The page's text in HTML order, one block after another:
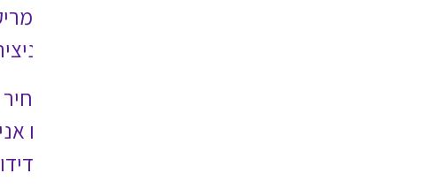
ואגודת מחלות השבץ האמריקאית מצא כי
הזה עולה על הסיכון של הקורונה בוודאי ובוודאי
אני מחבר את הדברים האלה ביחד ושם אותם על
ירידה תפקודית וקוגנטיבית עולים על הסיכונים